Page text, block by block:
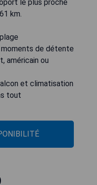
le plus proche
km.
de détente
américain ou
et climatisation
tout